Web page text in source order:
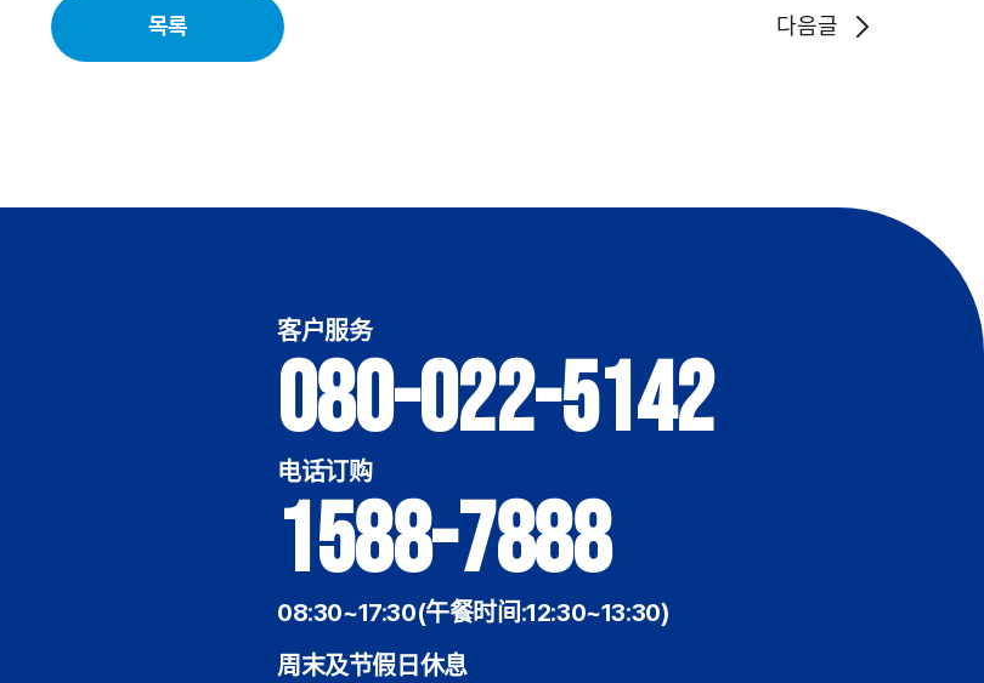
목록 다음글
客户服务
080-022-5142
电话订购
1588-7888
08:30~17:30(午餐时间:12:30~13:30)
周末及节假日休息